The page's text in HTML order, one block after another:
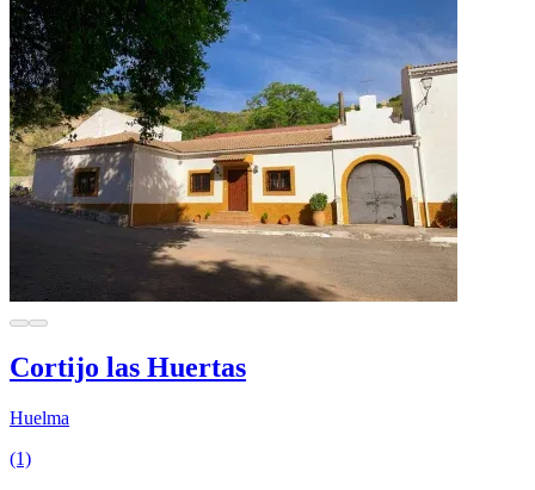
Cortijo las Huertas
Huelma
(1)